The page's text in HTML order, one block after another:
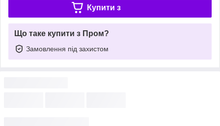
Купити з
Що таке купити з Пром?
Замовлення під захистом